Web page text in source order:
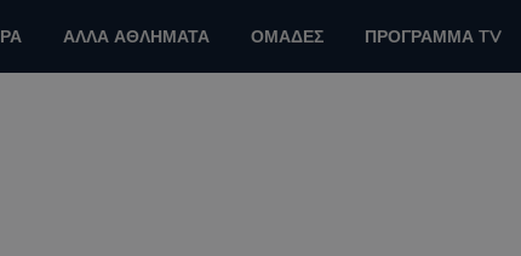
ΑΛΛΑ ΑΘΛΗΜΑΤΑ ΟΜΑΔΕΣ ΠΡΟΓΡΑΜΜΑ TV